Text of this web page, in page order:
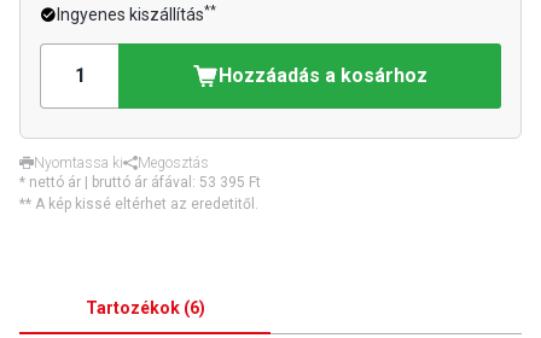
Ingyenes kiszállítás**
Hozzáadás a kosárhoz
Nyomtassa ki
Megosztás
* nettó ár | bruttó ár áfával: 53 395 Ft
** A kép kissé eltérhet az eredetitől.
Tartozékok(6)